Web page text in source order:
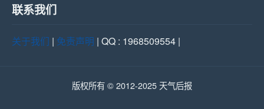
联系我们
关于我们 | 免责声明 | QQ : 1968509554 |
版权所有 © 2012-2025 天气后报